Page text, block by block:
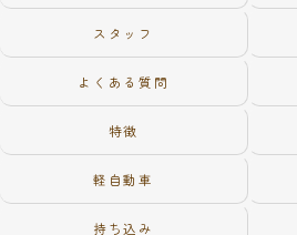
スタッフ
よくある質問
特徴
軽自動車
持ち込み